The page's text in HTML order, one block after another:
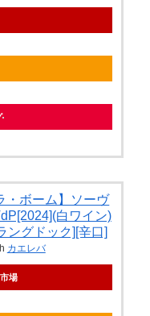
・ボーム】ソーヴ
白ワイン)
ングドック][辛口]
カエレバ
場